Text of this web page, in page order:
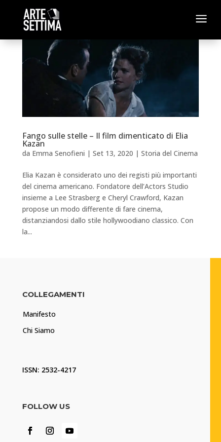
a
Fango sulle stelle – Il film dimenticato di Elia
Kazan
da Emma Senofieni | Set 13, 2020 | Storia del Cinema
Elia Kazan è considerato uno dei registi più importanti
del cinema americano. Fondatore dell’Actors Studio
insieme a Lee Strasberg e Cheryl Crawford, Kazan
propose un modo differente di fare cinema,
distanziandosi dallo stile hollywoodiano classico. Con
la...
COLLEGAMENTI
Manifesto
Chi Siamo
ISSN: 2532-4217
FOLLOW US